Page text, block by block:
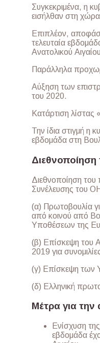
Συγκεκριμένα, η
εισήλθαν στη χώρα
Επιπλέον,
τελευταία
Ανατολικού
Παράλληλα
Αύξηση των
του 2020.
Κατάρτιση
Την ίδια στιγμή η
εβδομάδα στη
Διεθνοποίηση
Συνέλευσης του
(α) Πρωτοβουλία
από κοινού από
Υποθέσεων της
(β) Επίσκεψη του
2019 για
(γ) Επίσκεψη των
(δ) Ελληνική
Μέτρα για την
Ενίσχυση
εβδομάδα